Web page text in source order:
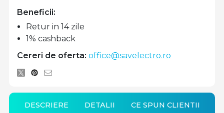
Beneficii:
Retur in 14 zile
1% cashback
Cereri de oferta: office@savelectro.ro
DESCRIERE DETALII CE SPUN CLIENTII